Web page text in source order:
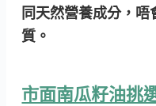
同天然營養成分，
質。
市面南瓜籽油挑